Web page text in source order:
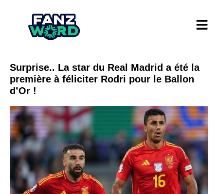
Surprise.. La star du Real Madrid a été la
première à féliciter Rodri pour le Ballon
d’Or !